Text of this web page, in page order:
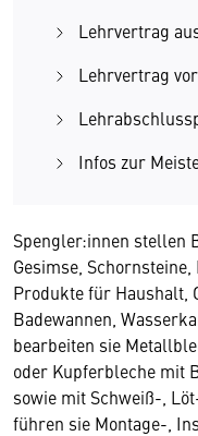
Lehrvertrag
Lehrvertrag
Infos zur
Spengler:innen stellen
Gesimse,
Produkte für Haushalt,
Badewannen,
bearbeiten sie
oder Kupferbleche mit
sowie mit Schweiß-,
führen sie Montage-,